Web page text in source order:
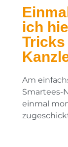
ich
Am
Smartees-
einmal